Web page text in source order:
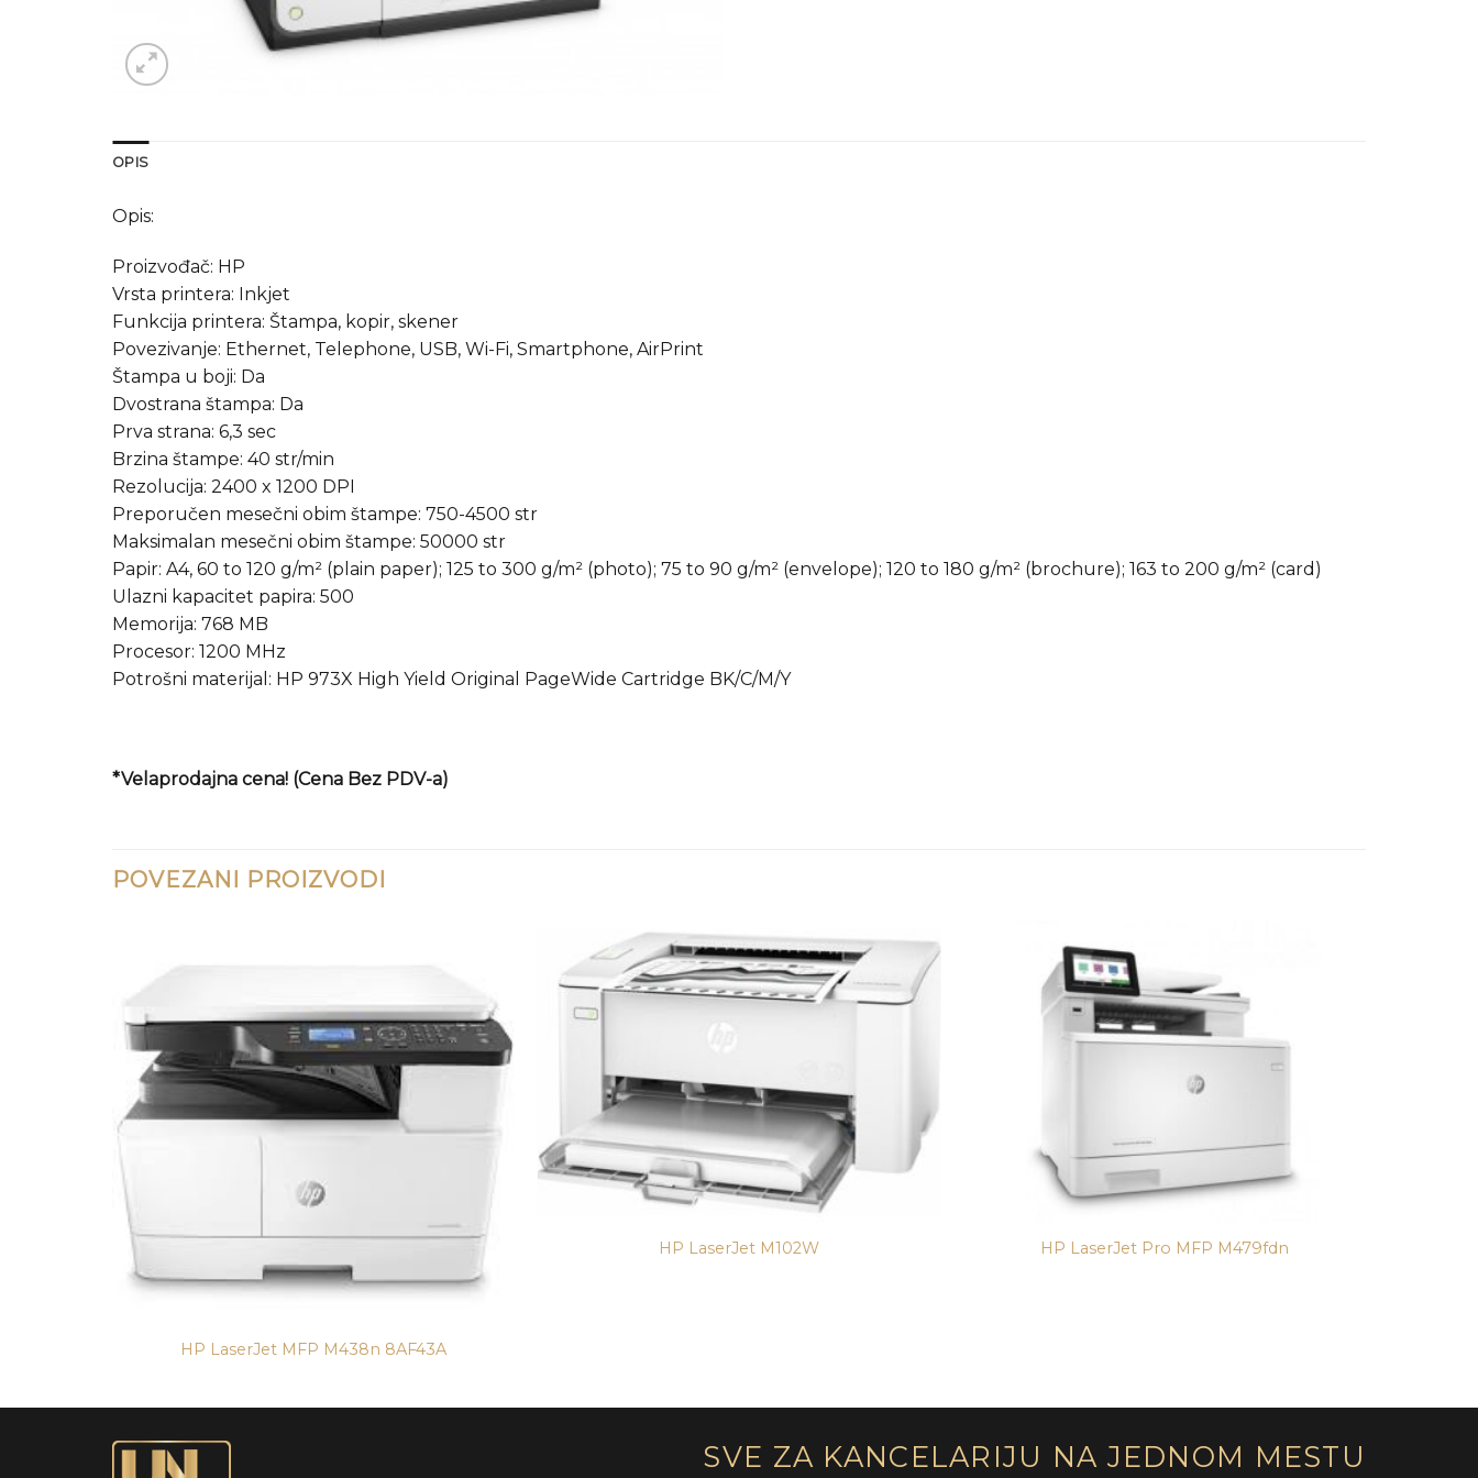
OPIS
Opis:
Proizvođač: HP
Vrsta printera: Inkjet
Funkcija printera: Štampa, kopir, skener
Povezivanje: Ethernet, Telephone, USB, Wi-Fi, Smartphone, AirPrint
Štampa u boji: Da
Dvostrana štampa: Da
Prva strana: 6,3 sec
Brzina štampe: 40 str/min
Rezolucija: 2400 x 1200 DPI
Preporučen mesečni obim štampe: 750-4500 str
Maksimalan mesečni obim štampe: 50000 str
Papir: A4, 60 to 120 g/m² (plain paper); 125 to 300 g/m² (photo); 75 to 90 g/m² (envelope); 120 to 180 g/m² (brochure); 163 to 200 g/m² (card)
Ulazni kapacitet papira: 500
Memorija: 768 MB
Procesor: 1200 MHz
Potrošni materijal: HP 973X High Yield Original PageWide Cartridge BK/C/M/Y
*Velaprodajna cena! (Cena Bez PDV-a)
POVEZANI PROIZVODI
HP LaserJet MFP M438n 8AF43A
HP LaserJet M102W HP LaserJet Pro MFP M479fdn
SVE ZA KANCELARIJU NA JEDNOM MESTU